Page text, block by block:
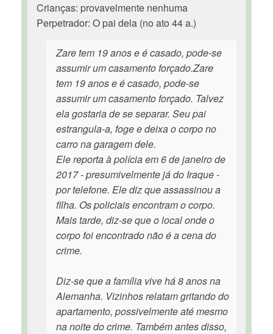
Crianças: provavelmente nenhuma
Perpetrador: O pai dela (no ato 44 a.)
Zare tem 19 anos e é casado, pode-se
assumir um casamento forçado.Zare
tem 19 anos e é casado, pode-se
assumir um casamento forçado. Talvez
ela gostaria de se separar. Seu pai
estrangula-a, foge e deixa o corpo no
carro na garagem dele.
Ele reporta à polícia em 6 de janeiro de
2017 - presumivelmente já do Iraque -
por telefone. Ele diz que assassinou a
filha. Os policiais encontram o corpo.
Mais tarde, diz-se que o local onde o
corpo foi encontrado não é a cena do
crime.
Diz-se que a família vive há 8 anos na
Alemanha. Vizinhos relatam gritando do
apartamento, possivelmente até mesmo
na noite do crime. Também antes disso,